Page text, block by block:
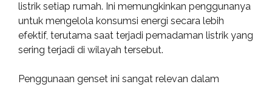
listrik setiap rumah. Ini memungkinkan penggunanya
untuk mengelola konsumsi energi secara lebih
efektif, terutama saat terjadi pemadaman listrik yang
sering terjadi di wilayah tersebut.
Penggunaan genset ini sangat relevan dalam